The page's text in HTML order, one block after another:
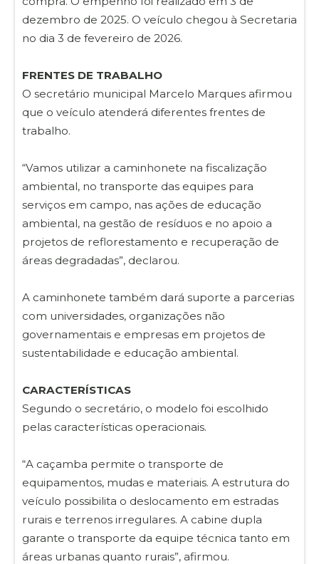
dezembro de 2025. O veículo chegou à Secretaria
no dia 3 de fevereiro de 2026.
FRENTES DE TRABALHO
O secretário municipal Marcelo Marques afirmou
que o veículo atenderá diferentes frentes de
trabalho.
“Vamos utilizar a caminhonete na fiscalização
ambiental, no transporte das equipes para
serviços em campo, nas ações de educação
ambiental, na gestão de resíduos e no apoio a
projetos de reflorestamento e recuperação de
áreas degradadas”, declarou.
A caminhonete também dará suporte a parcerias
com universidades, organizações não
governamentais e empresas em projetos de
sustentabilidade e educação ambiental.
CARACTERÍSTICAS
Segundo o secretário, o modelo foi escolhido
pelas características operacionais.
“A caçamba permite o transporte de
equipamentos, mudas e materiais. A estrutura do
veículo possibilita o deslocamento em estradas
rurais e terrenos irregulares. A cabine dupla
garante o transporte da equipe técnica tanto em
áreas urbanas quanto rurais”, afirmou.